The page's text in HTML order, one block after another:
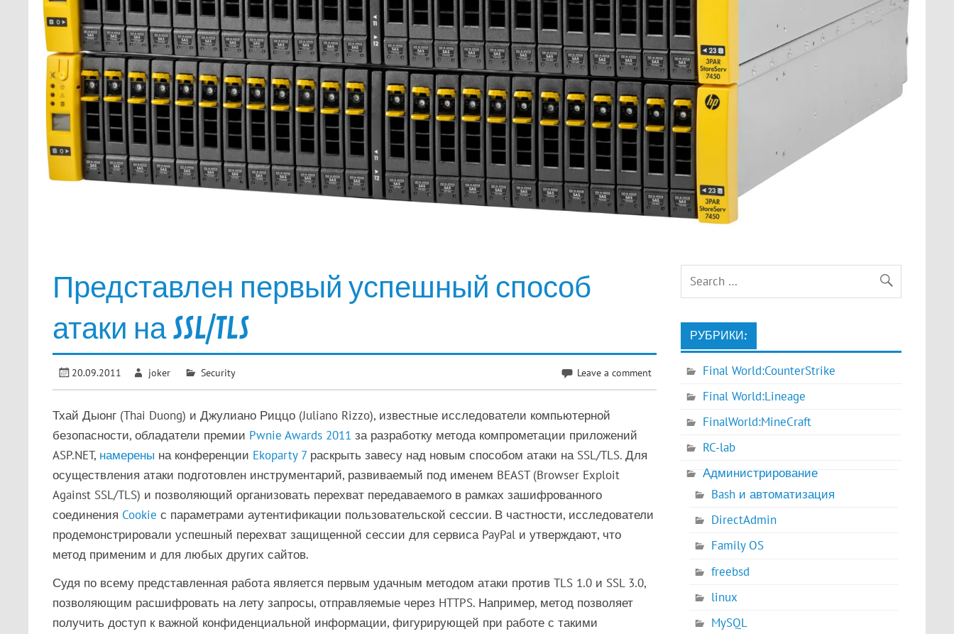
Представлен первый успешный способ
атаки на SSL/TLS
20.09.2011 joker Security Leave a comment
Тхай Дыонг (Thai Duong) и Джулиано Риццо (Juliano Rizzo), известные исследователи компьютерной
безопасности, обладатели премии Pwnie Awards 2011 за разработку метода компрометации приложений
ASP.NET, намерены на конференции Ekoparty 7раскрыть завесу над новым способом атаки на SSL/TLS. Для
осуществления атаки подготовлен инструментарий, развиваемый под именем BEAST (Browser Exploit
Against SSL/TLS) и позволяющий организовать перехват передаваемого в рамках зашифрованного
соединения Cookie с параметрами аутентификации пользовательской сессии. В частности, исследователи
продемонстрировали успешный перехват защищенной сессии для сервиса PayPal и утверждают, что
метод применим и для любых других сайтов.
Судя по всему представленная работа является первым удачным методом атаки против TLS 1.0 и SSL 3.0,
позволяющим расшифровать на лету запросы, отправляемые через HTTPS. Например, метод позволяет
получить доступ к важной конфиденциальной информации, фигурирующей при работе с такими
РУБРИКИ:
Final World:CounterStrike
Final World:Lineage
FinalWorld:MineCraft
RC-lab
Администрирование
Bash и автоматизация
DirectAdmin
Family OS
freebsd
linux
MySQL